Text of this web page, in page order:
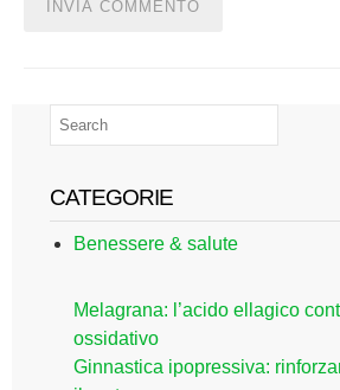
CATEGORIE
Benessere & salute
Melagrana: l’acido ellagico
ossidativo
Ginnastica ipopressiva: